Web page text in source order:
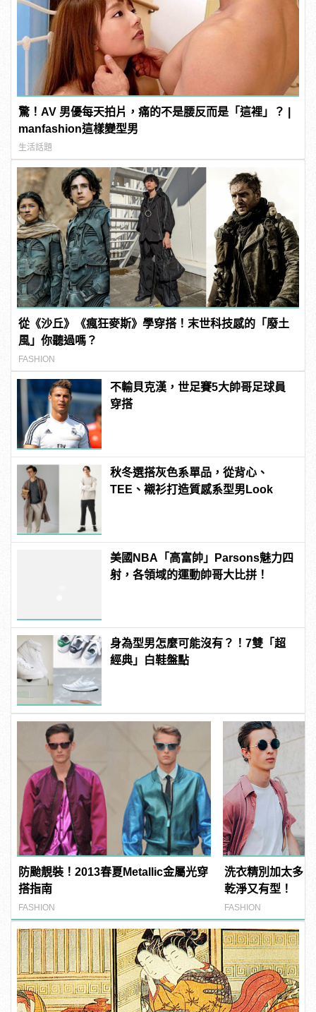
驚！AV 男優每天拍片，痛的不是腰反而是「這裡」？ |
manfashion這樣變型男
生活話題
從《沙丘》《瘋狂麥斯》學穿搭！末世科技感的「廢土
風」你聽過嗎？
FASHION
不輸貝克漢，世足賽5大帥哥足球員
穿搭
秋冬選搭灰色系單品，從背心、
TEE、襯衫打造質感系型男Look
美國NBA「高富帥」Parsons魅力四
射，各領域的運動帥哥大比拼！
身為型男怎麼可能沒有？！7雙「超
經典」白鞋盤點
防颱靚裝！2013春夏Metallic金屬光穿
搭指南
FASHION
洗衣精別加太多
乾淨又有型！
FASHION